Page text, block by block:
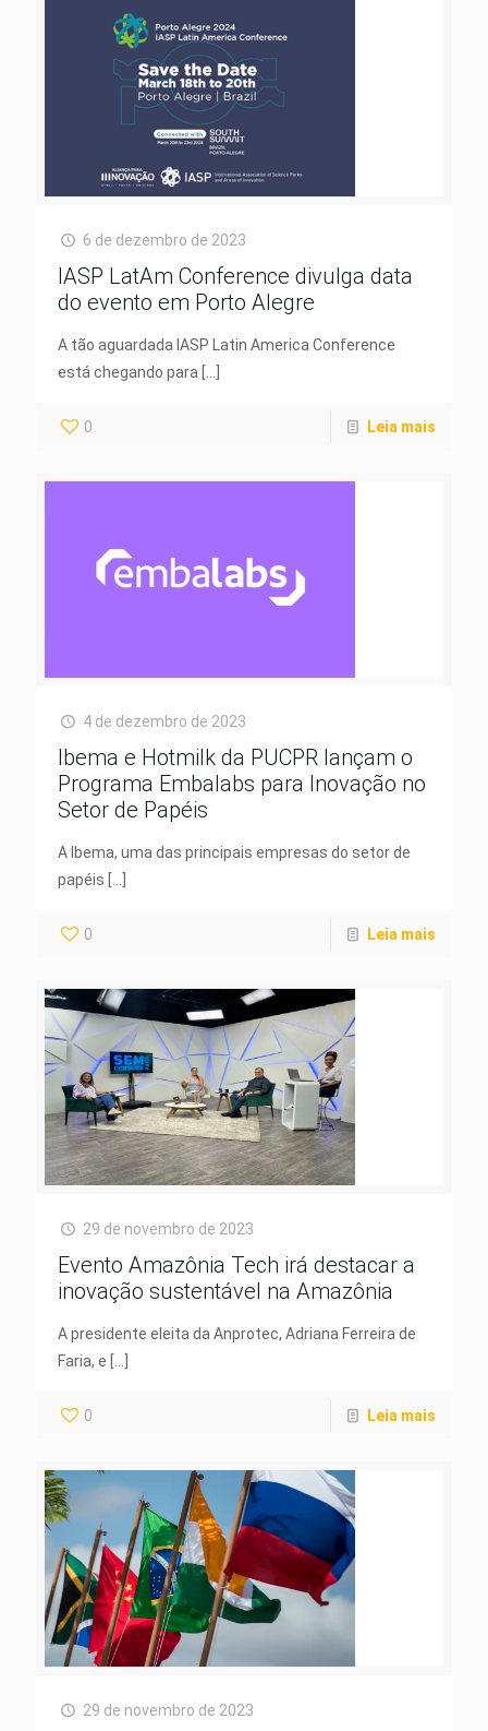
6 de dezembro de 2023
IASP LatAm Conference divulga data
do evento em Porto Alegre
A tão aguardada IASP Latin America Conference
está chegando para
0 Leia mais
4 de dezembro de 2023
Ibema e Hotmilk da PUCPR lançam o
Programa Embalabs para Inovação no
Setor de Papéis
A Ibema, uma das principais empresas do setor de
papéis
0 Leia mais
29 de novembro de 2023
Evento Amazônia Tech irá destacar a
inovação sustentável na Amazônia
A presidente eleita da Anprotec, Adriana Ferreira de
Faria, e
0 Leia mais
29 de novembro de 2023